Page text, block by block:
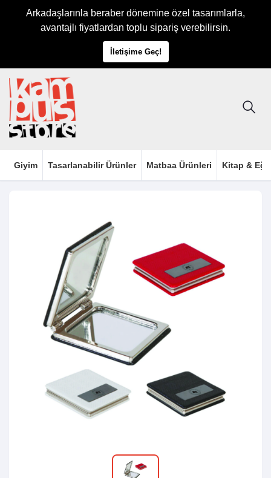
Arkadaşlarınla beraber dönemine özel tasarımlarla,
avantajlı fiyatlardan toplu sipariş verebilirsin.
İletişime Geç!
Giyim Tasarlanabilir Ürünler Matbaa Ürünleri Kitap &